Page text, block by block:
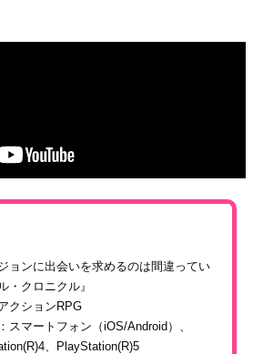
ョンに出会いを求めるのは間違ってい
クロニクル』
クションRPG
スマートフォン（iOS/Android）、
、PlayStation(R)5